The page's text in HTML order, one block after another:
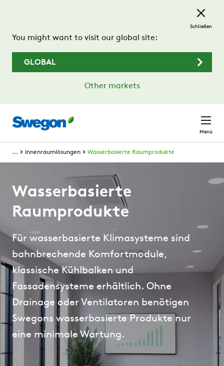
You might want to visit our global site:
GLOBAL
Other markets
Schließen
Menü
... Innenraumlösungen Wasserbasierte Raumprodukte
Wasserbasierte
Raumprodukte
Für wasserbasierte Klimasysteme sind
bahnbrechende Komfortmodule,
klassische Kühlbalken und
Fassadensysteme erhältlich. Ohne
Drainage oder Ventilatoren benötigen
Swegons wasserbasierte Produkte nur
eine minimale Wartung.